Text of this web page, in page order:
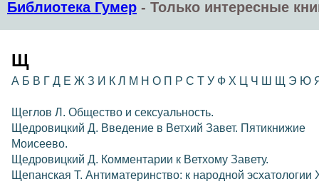
Библиотека Гумер - Только интересные
Щ
А Б В Г Д Е Ж З И К Л М Н О П Р С Т У Ф Х Ц Ч Ш Щ Э Ю
Щеглов Л. Общество и сексуальность.
Щедровицкий Д. Введение в Ветхий Завет. Пятикнижие
Моисеево.
Щедровицкий Д. Комментарии к Ветхому Завету.
Щепанская Т. Антиматеринство: к народной эсхатологии